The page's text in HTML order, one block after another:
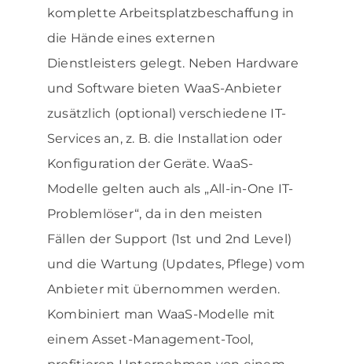
komplette Arbeitsplatzbeschaffung in
die Hände eines externen
Dienstleisters gelegt. Neben Hardware
und Software bieten WaaS-Anbieter
zusätzlich (optional) verschiedene IT-
Services an, z. B. die Installation oder
Konfiguration der Geräte. WaaS-
Modelle gelten auch als „All-in-One IT-
Problemlöser“, da in den meisten
Fällen der Support (1st und 2nd Level)
und die Wartung (Updates, Pflege) vom
Anbieter mit übernommen werden.
Kombiniert man WaaS-Modelle mit
einem Asset-Management-Tool,